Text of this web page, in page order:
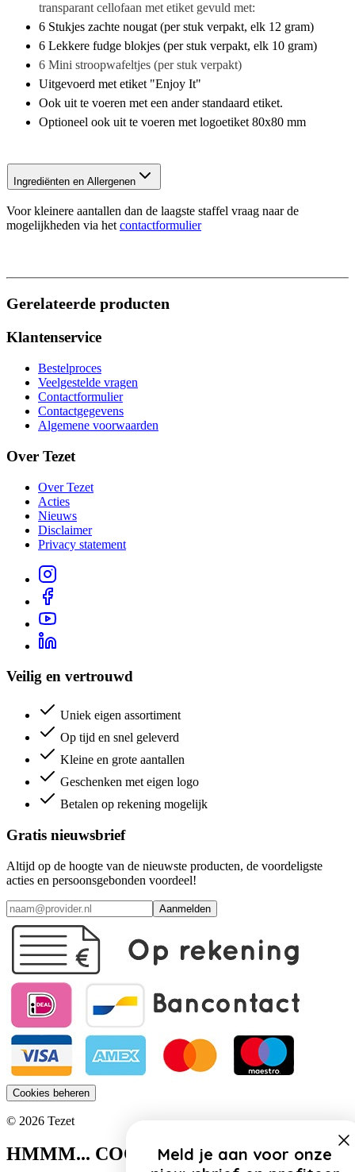
transparant cellofaan met etiket gevuld met:
6 Stukjes zachte nougat (per stuk verpakt, elk 12 gram)
6 Lekkere fudge blokjes (per stuk verpakt, elk 10 gram)
6 Mini stroopwafeltjes (per stuk verpakt)
Uitgevoerd met etiket "Enjoy It"
Ook uit te voeren met een ander standaard etiket.
Optioneel ook uit te voeren met logoetiket 80x80 mm
Ingrediënten en Allergenen
Voor kleinere aantallen dan de laagste staffel vraag naar de
mogelijkheden via hetcontactformulier
Gerelateerde producten
Klantenservice
Bestelproces
Veelgestelde vragen
Contactformulier
Contactgegevens
Algemene voorwaarden
Over Tezet
Over Tezet
Acties
Nieuws
Disclaimer
Privacy statement
Veilig en vertrouwd
Uniek eigen assortiment
Op tijd en snel geleverd
Kleine en grote aantallen
Geschenken met eigen logo
Betalen op rekening mogelijk
Gratis nieuwsbrief
Altijd op de hoogte van de nieuwste producten, de voordeligste
acties en persoonsgebonden voordeel!
Aanmelden
Cookies beheren
© 2026 Tezet
HMMM... COOKIES!Meld je aan voor onze